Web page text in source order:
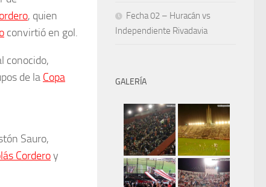
, quien
convirtió en gol.
conocido,
de la Copa
Sauro,
Corderoy
Fecha 02 – Huracán vs
Independiente Rivadavia
GALERÍA